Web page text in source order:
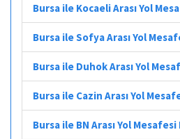
Bursa ile Kocaeli Arası Yol
Bursa ile Sofya Arası Yol
Bursa ile Duhok Arası Yol
Bursa ile Cazin Arası Yol
Bursa ile BN Arası Yol